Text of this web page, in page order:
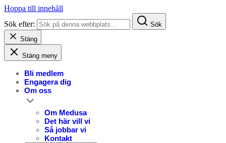
Hoppa till innehåll
Sök efter:
Sök
Stäng
Stäng meny
Bli medlem
Engagera dig
Om oss
Om Medusa
Det här vill vi
Så jobbar vi
Kontakt